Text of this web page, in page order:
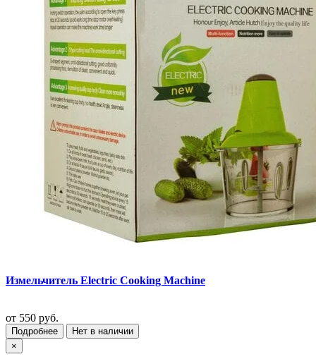
Измельчитель Electric Cooking Machine
от 550 руб.
Подробнее
Нет в наличии
×